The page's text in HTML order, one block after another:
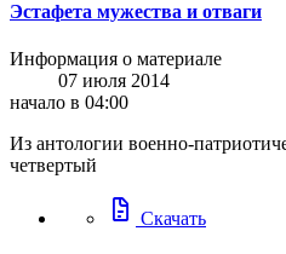
Эстафета мужества и отваги
Информация о материале
07 июля 2014
начало в 04:00
Из антологии военно-
четвертый
docs Скачать